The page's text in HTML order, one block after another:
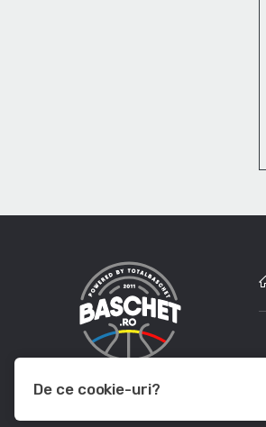
De ce cookie-uri?